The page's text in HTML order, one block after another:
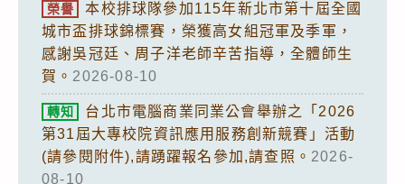
榮譽
本校排球隊參加115年新北市第十屆全國
城市盃排球錦標賽，榮獲高女組冠軍及季軍，
感謝吳冠廷、周子洋老師辛苦指導，全體師生
賀。 2026-08-10
轉知
台北市電腦商業同業公會舉辦之「2026
第31屆大專校院資訊應用服務創新競賽」活動
(請參閱附件),請踴躍報名參加,請查照。 2026-
08-10